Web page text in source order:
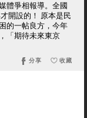
體爭相報導。全國
開設的！ 原本是民
的一帖良方，今年
「期待未來東京
收藏
分享